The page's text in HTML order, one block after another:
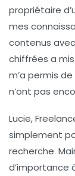
propriétaire
mes
contenus
chiffrées a
m’a permis
n’ont pas
Lucie,
simplement
recherche.
d’importance